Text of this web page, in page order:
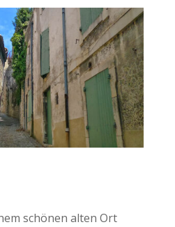
schönen alten Ort